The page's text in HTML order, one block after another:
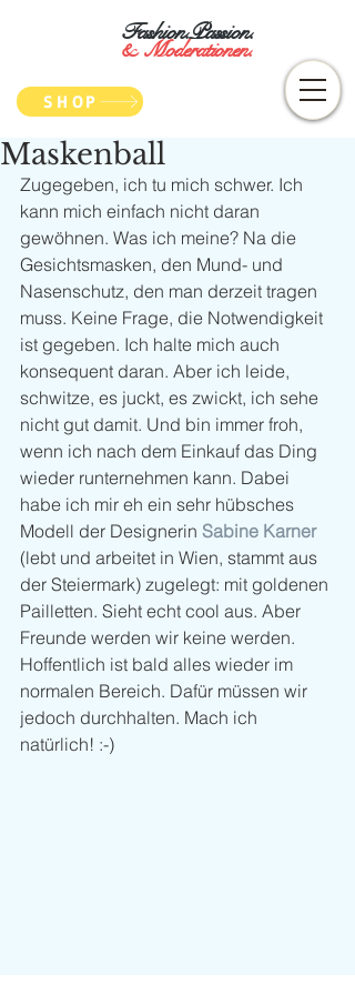
Fashion.Passion.
&Moderationen.
SHOP
Maskenball
Zugegeben, ich tu mich schwer. Ich
kann mich einfach nicht daran
gewöhnen. Was ich meine? Na die
Gesichtsmasken, den Mund- und
Nasenschutz, den man derzeit tragen
muss. Keine Frage, die Notwendigkeit
ist gegeben. Ich halte mich auch
konsequent daran. Aber ich leide,
schwitze, es juckt, es zwickt, ich sehe
nicht gut damit. Und bin immer froh,
wenn ich nach dem Einkauf das Ding
wieder runternehmen kann. Dabei
habe ich mir eh ein sehr hübsches
Modell der Designerin Sabine Karner
(lebt und arbeitet in Wien, stammt aus
der Steiermark) zugelegt: mit goldenen
Pailletten. Sieht echt cool aus. Aber
Freunde werden wir keine werden.
Hoffentlich ist bald alles wieder im
normalen Bereich. Dafür müssen wir
jedoch durchhalten. Mach ich
natürlich! :-)